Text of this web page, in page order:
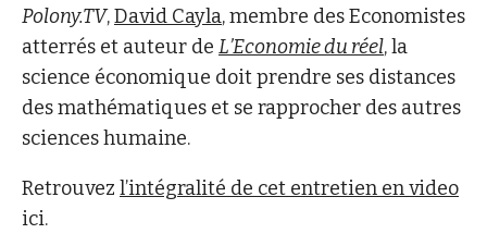
Polony.TV,David Cayla, membre des Economistes
atterrés et auteur de L’Economie du réel, la
science économique doit prendre ses distances
des mathématiques et se rapprocher des autres
sciences humaine.
Retrouvez l’intégralité de cet entretien en video
ici.